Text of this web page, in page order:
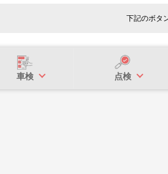
下記のボタ
車検 点検